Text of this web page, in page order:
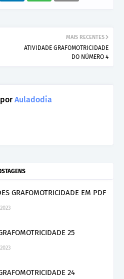
MAIS RECENTES
ATIVIDADE GRAFOMOTRICIDADE
DO NÚMERO 4
Auladodia
GRAFOMOTRICIDADE EM PDF
25
24